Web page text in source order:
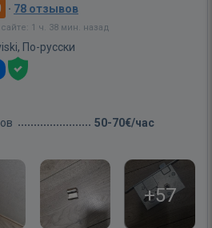
· 78 отзывов
1 ч. 38 мин. назад
По-русски
50-70€/час
+57